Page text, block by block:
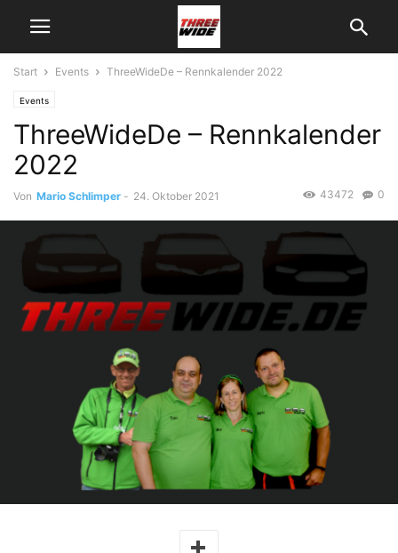
Start Events ThreeWideDe – Rennkalender 2022
Events
ThreeWideDe – Rennkalender
2022
Von Mario Schlimper - 24. Oktober 2021 0
43472